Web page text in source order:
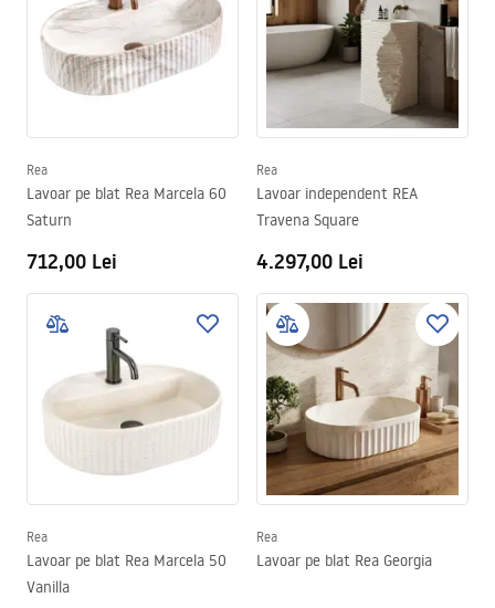
Rea
Lavoar pe blat Rea Marcela 60
Saturn
712,00 Lei
Rea
Lavoar independent REA
Travena Square
4.297,00 Lei
Rea
Lavoar pe blat Rea Marcela 50
Vanilla
Rea
Lavoar pe blat Rea Georgia